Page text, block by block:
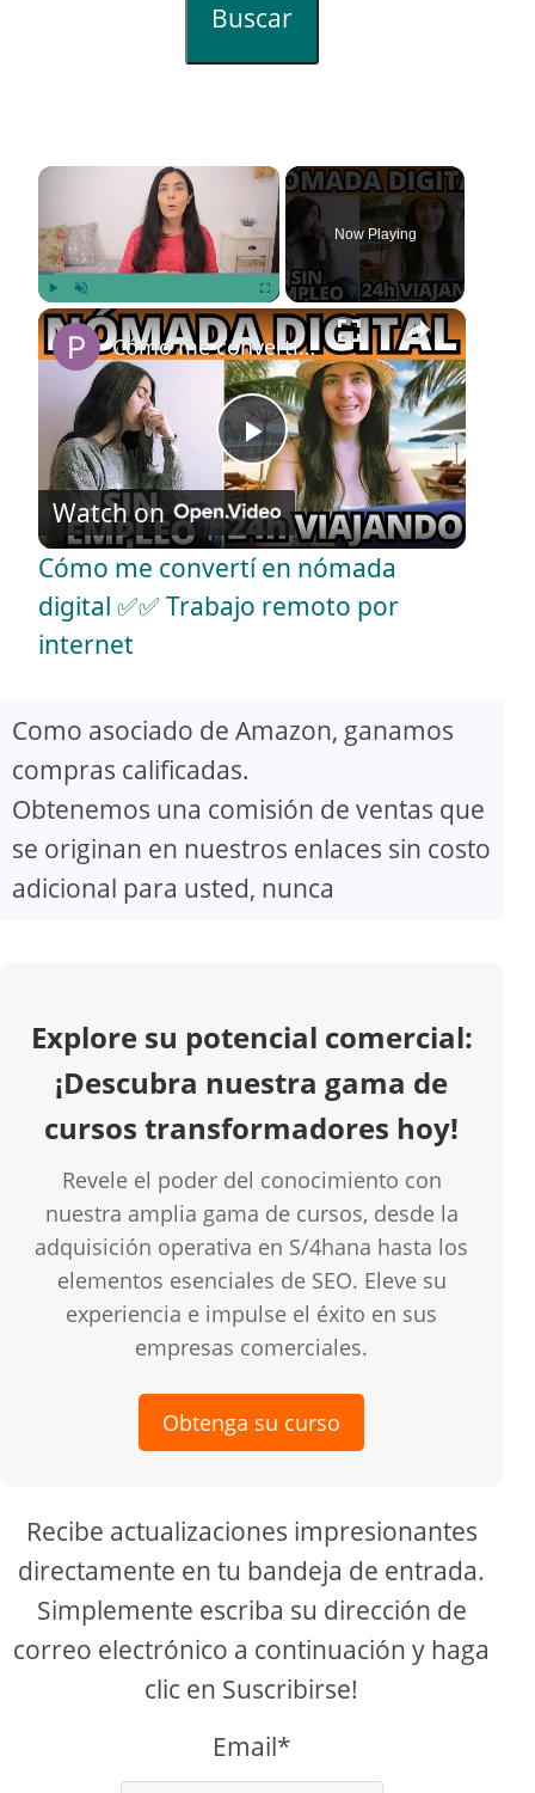
Buscar
×
Play Unmute Fullscreen
Now Playing
×
P
l
a
V
i
d
o
Cómo me convertí en nómada digital ✅✅ Trabajo remoto por internet
Watch on
Cómo me convertí en nómada
digital ✅✅ Trabajo remoto por
internet
Como asociado de Amazon, ganamos
compras calificadas.
Obtenemos una comisión de ventas que
se originan en nuestros enlaces sin costo
adicional para usted, nunca
Explore su potencial comercial:
¡Descubra nuestra gama de
cursos transformadores hoy!
Revele el poder del conocimiento con
nuestra amplia gama de cursos, desde la
adquisición operativa en S/4hana hasta los
elementos esenciales de SEO. Eleve su
experiencia e impulse el éxito en sus
empresas comerciales.
Obtenga su curso
Recibe actualizaciones impresionantes
directamente en tu bandeja de entrada.
Simplemente escriba su dirección de
correo electrónico a continuación y haga
clic en Suscribirse!
Email*